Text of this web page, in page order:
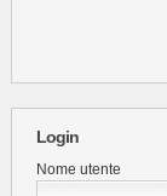
Login
Nome utente